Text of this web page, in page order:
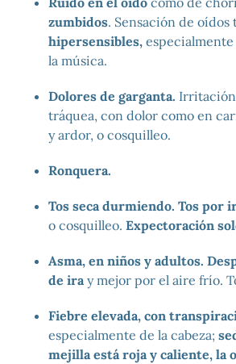
zumbidos. Sensación de oídos
hipersensibles,
la música.
Dolores de garganta.
tráquea, con dolor como en
y ardor, o cosquilleo.
Ronquera.
Tos seca durmiendo. Tos por
o cosquilleo. Expectoración
Asma, en niños y adultos.
de ira y mejor por el aire frío.
Fiebre elevada, con
especialmente de la cabeza;
mejilla está roja y caliente, la